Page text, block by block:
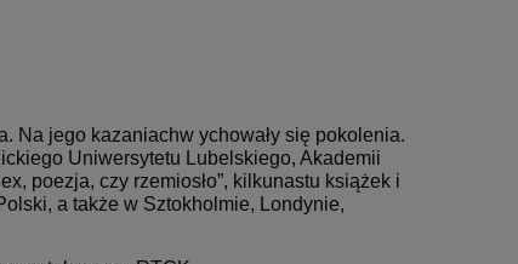
Na jego kazaniachw ychowały się pokolenia.
Uniwersytetu Lubelskiego, Akademii
poezja, czy rzemiosło”, kilkunastu książek i
a także w Sztokholmie, Londynie,